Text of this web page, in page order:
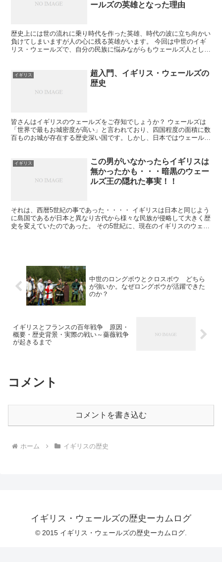
ールズの英雄となった理由
歴史上には世の流れに乗り時代を作った英雄、時代の波に立ち向かい
負けてしまいますが人の心に残る英雄がいます。 今回は中世のイギ
リス・ウェールズで、自分の民族に悩みながらもウェールズ人として
イギリス
超入門、イギリス・ウェールズの
歴史
皆さんはイギリスのウェールズをご存知でしょうか？ ウェールズは
「世界で最もお城密度が高い」と言われており、四国程度の面積に数
百ものお城が存在する歴史深い国です。しかし、日本ではウェールズ
イギリス
この男がいなかったらイギリスは
無かったかも・・・暗黒のウェー
ルズ王の隠れた事実！！
それは、西暦5世紀の事であった・・・・ イギリスは日本と同じよう
に島国であるが日本と異なり古代から様々な民族が侵略して大きく歴
史を変えていたのであった。 その5世紀に、現在のイギリスのウェー
中世のロングボウとクロスボウ どちら
が強いか。なぜロングボウが活躍できた
のか？
イギリスとフランスの百年戦争 原因・
概要・歴史背景・実際の戦い～薔薇戦争
が起きるまで
コメント
コメントを書き込む
ホーム イギリスの歴史
イギリス・ウェールズの歴史ーカムログ
© 2015 イギリス・ウェールズの歴史ーカムログ.